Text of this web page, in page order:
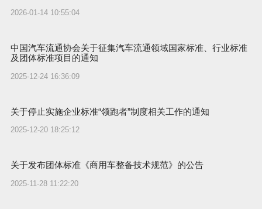
2026-01-14 10:55:04
中国汽车流通协会关于征集汽车流通领域国家标准、行业标准
及团体标准项目的通知
2025-12-24 16:36:09
关于停止实施企业标准“领跑者”制度相关工作的通知
2025-12-20 18:25:12
关于发布团体标准《商用车整备技术规范》的公告
2025-11-28 11:22:20